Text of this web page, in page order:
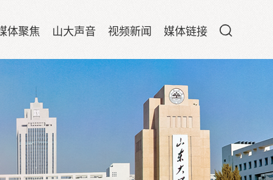
体聚焦 山大声音 视频新闻 媒体链接